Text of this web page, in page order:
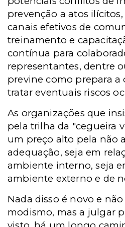
prevenção a atos
canais efetivos de
treinamento e
contínua para
representantes, dentre
previne como prepara a
tratar eventuais riscos
As organizações que
pela trilha da "cegueira
um preço alto pela não
adequação, seja em
ambiente interno, seja
ambiente externo e de
Nada disso é novo e
modismo, mas a julgar